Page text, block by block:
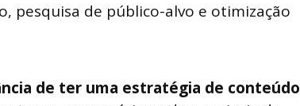
pesquisa de público-alvo e otimização
de ter uma estratégia de conteúdo